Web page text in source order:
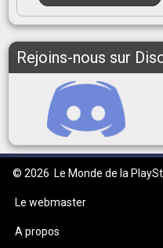
Rejoins-nous sur
© 2026 Le Monde de la
Le webmaster
A propos